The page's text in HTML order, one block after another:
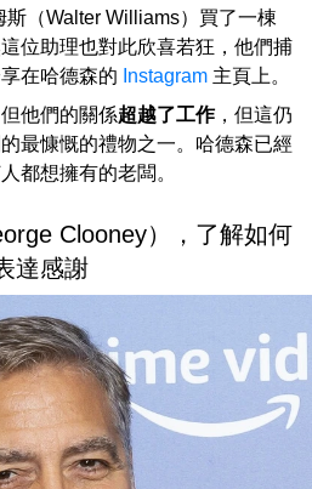
斯（Walter Williams）買了一棟
位助理也對此欣喜若狂，他們捕
享在哈德森的 Instagram 主頁上。
但他們的關係超越了工作，但這仍
最慷慨的禮物之一。哈德森已經
都想擁有的老闆。
Clooney），了解如何
達感謝